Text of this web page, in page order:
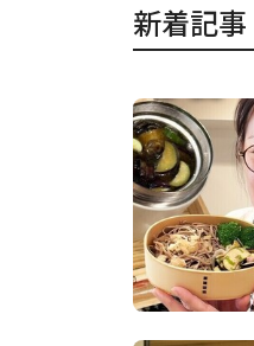
新着記事